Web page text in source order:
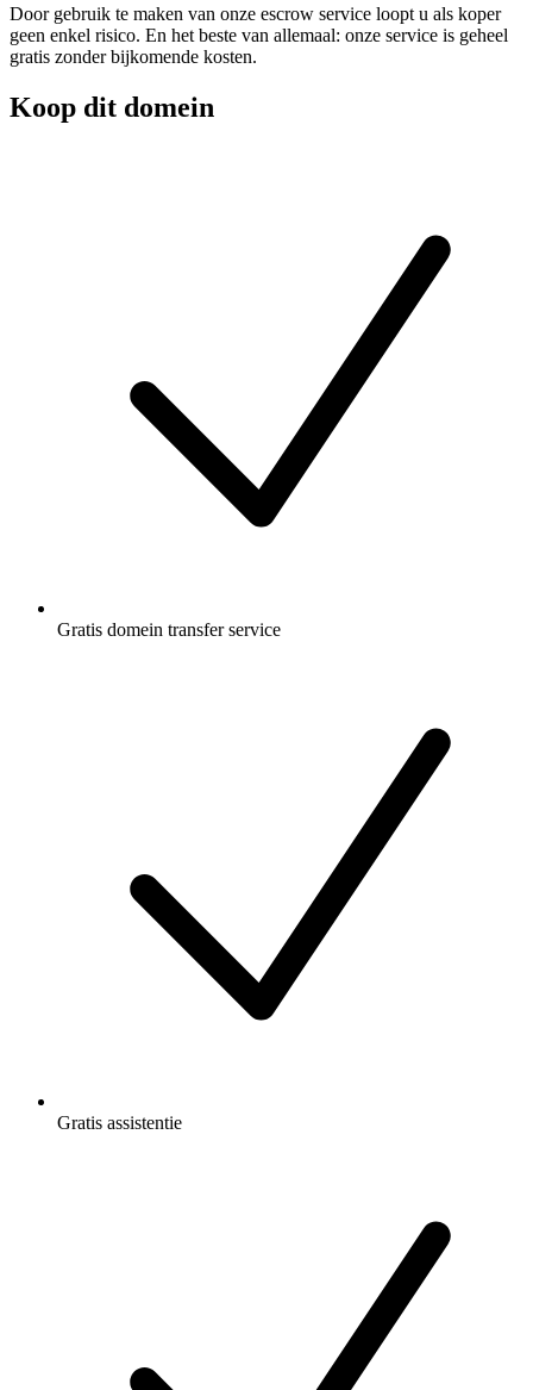
Door gebruik te maken van onze escrow service loopt u als koper
geen enkel risico. En het beste van allemaal: onze service is geheel
gratis zonder bijkomende kosten.
Koop dit domein
Gratis domein transfer service
Gratis assistentie